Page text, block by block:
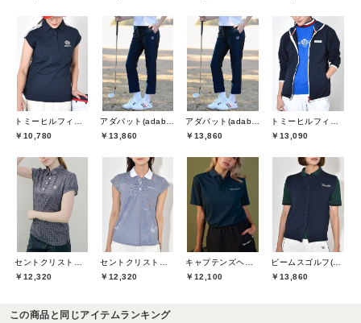
￥10,780
￥13,860
￥13,860
￥13,090
￥12,320
￥12,320
￥12,100
￥13,860
この商品と同じアイテムランキング